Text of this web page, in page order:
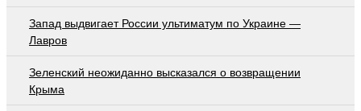
Запад выдвигает России ультиматум по Украине —
Лавров
Зеленский неожиданно высказался о возвращении
Крыма